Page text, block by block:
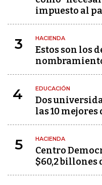
impuesto al
3 HACIENDA
Estos son los
4 EDUCACIÓN
Dos
las 10 mejores
5 HACIENDA
Centro
$60,2 billones